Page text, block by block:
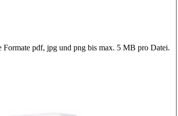
pdf, jpg und png bis max. 5 MB pro Datei.